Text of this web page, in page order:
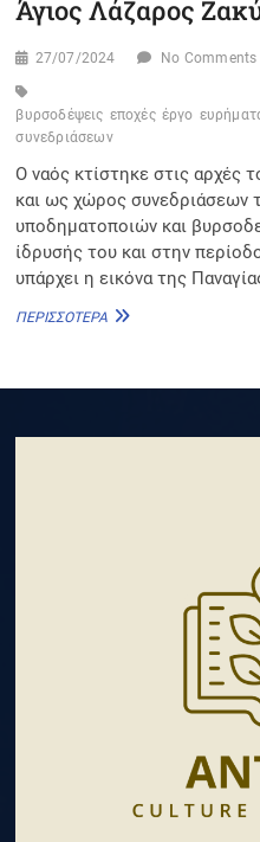
Άγιος Λάζαρος
27/07/2024 No Comments
βυρσοδέψεις εποχές έργο
συνεδριάσεων
Ο ναός κτίστηκε στις αρχές
και ως χώρος συνεδριάσεων
υποδηματοποιών και
ίδρυσής του και στην
υπάρχει η εικόνα της
ΠΕΡΙΣΣΌΤΕΡΑ ΆΓΙΟΣ